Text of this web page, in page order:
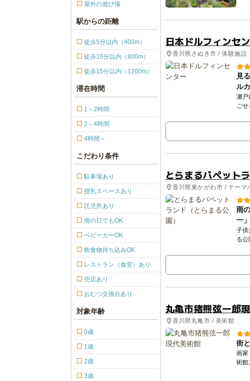
します｡ 【ウェルカムベビーのお宿
日本ドルフィンセ
香川県さぬき市 / 体験施設
見
ル
瀬
ご
が望
とらまるパペット
香川県東かがわ市 / テーマ
合公園
雨
一
子
る
作る
丸亀市猪熊弦一郎
香川県丸亀市 / 美術館
街
画
術
屋外の遊び場
駅からの距離
徒歩5分以内（400m）
徒歩10分以内（800m）
徒歩15分以内（1200m）
滞在時間
1～2時間
2～4時間
4時間～
こだわり条件
駐車場あり
授乳スペースあり
託児所あり
雨の日でもOK
ベビーカーOK
飲食物持ち込みOK
レストラン（食堂）あり
売店あり
おむつ交換台あり
対象年齢
0歳
1歳
2歳
3歳